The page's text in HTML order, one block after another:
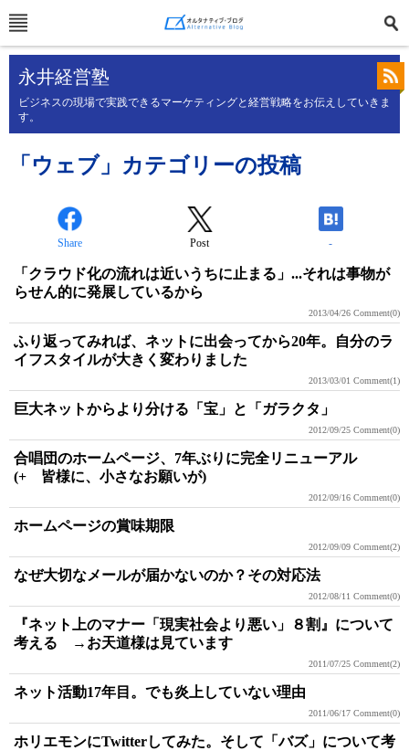
永井経営塾
ビジネスの現場で実践できるマーケティングと経営戦略をお伝えしていきま
す。
「ウェブ」カテゴリーの投稿
Share Post -
「クラウド化の流れは近いうちに止まる」...それは事物が
らせん的に発展しているから
2013/04/26 Comment(0)
ふり返ってみれば、ネットに出会ってから20年。自分のラ
イフスタイルが大きく変わりました
2013/03/01 Comment(1)
巨大ネットからより分ける「宝」と「ガラクタ」
2012/09/25 Comment(0)
合唱団のホームページ、7年ぶりに完全リニューアル
(+ 皆様に、小さなお願いが)
2012/09/16 Comment(0)
ホームページの賞味期限
2012/09/09 Comment(2)
なぜ大切なメールが届かないのか？その対応法
2012/08/11 Comment(0)
『ネット上のマナー「現実社会より悪い」８割』について
考える →お天道様は見ています
2011/07/25 Comment(2)
ネット活動17年目。でも炎上していない理由
2011/06/17 Comment(0)
ホリエモンにTwitterしてみた。そして「バズ」について考